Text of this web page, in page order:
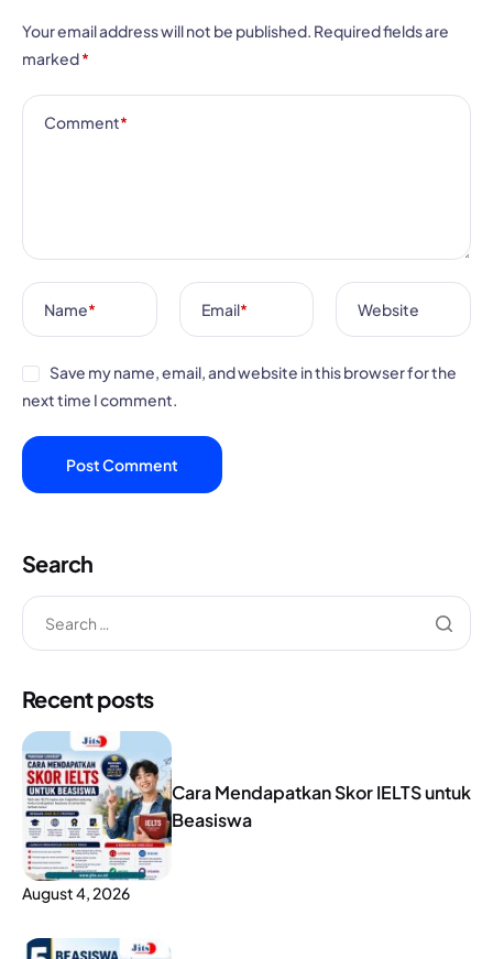
Your email address will not be published. Required fields are
marked*
Comment*
Name* Email* Website
Save my name, email, and website in this browser for the
next time I comment.
Search
Recent posts
Cara Mendapatkan Skor IELTS untuk
Beasiswa
August 4, 2026